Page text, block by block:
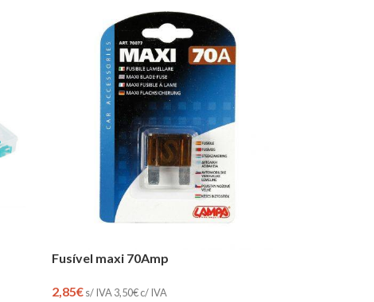
Fusível maxi 70Amp
2,85€s/ IVA 3,50€c/ IVA